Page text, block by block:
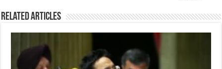
Related Articles